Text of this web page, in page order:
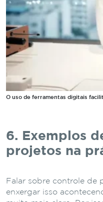
O uso de ferramentas digitais
6. Exemplos
projetos na
Falar sobre controle de
enxergar isso